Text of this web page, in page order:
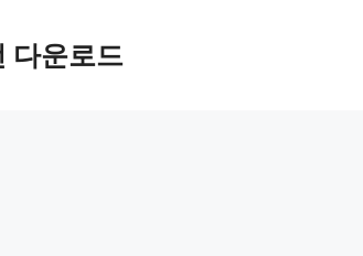
다운로드